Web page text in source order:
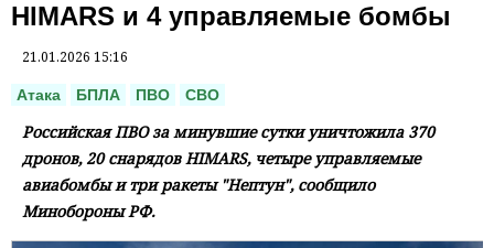
HIMARS и 4 управляемые бомбы
21.01.2026 15:16
Атака БПЛА ПВО СВО
Российская ПВО за минувшие сутки уничтожила 370
дронов, 20 снарядов HIMARS, четыре управляемые
авиабомбы и три ракеты "Нептун", сообщило
Минобороны РФ.